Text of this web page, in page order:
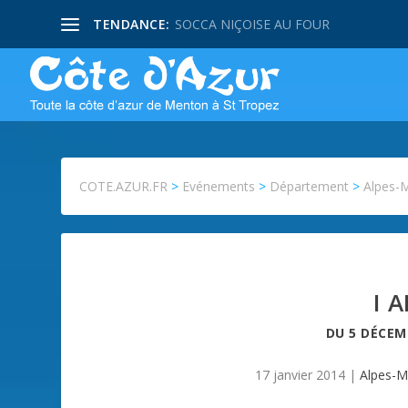
TENDANCE: SOCCA NIÇOISE AU FOUR
COTE.AZUR.FR > Evénements > Département >Alpes-
I
DU5
17 janvier 2014| Alpes-